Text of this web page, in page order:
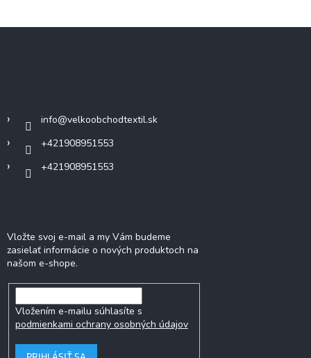
info@velkoobchodtextil.sk
+421908951553
+421908951553
Vložte svoj e-mail a my Vám budeme
zasielať informácie o nových produktoch na
našom e-shope.
Vložením e-mailu súhlasíte s
podmienkami ochrany osobných údajov